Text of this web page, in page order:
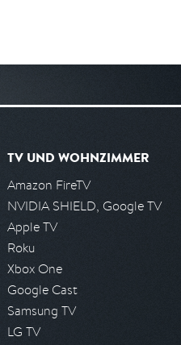
TV UND WOHNZIMMER
Amazon FireTV
NVIDIA SHIELD, Google TV
Apple TV
Roku
Xbox One
Google Cast
Samsung TV
LG TV